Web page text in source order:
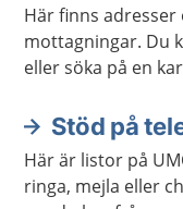
Här finns
mottagningar. Du
eller söka på en
Stöd på
Här är listor på
ringa, mejla eller